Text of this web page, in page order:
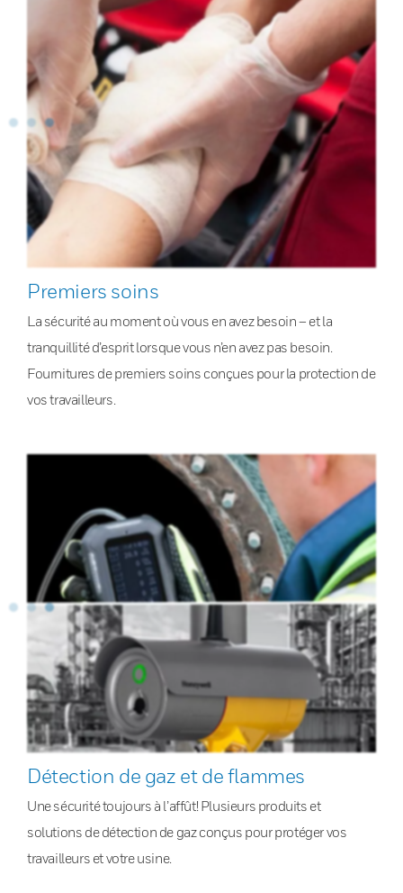
Premiers soins
La sécurité au moment où vous en avez besoin – et la
tranquillité d’esprit lorsque vous n’en avez pas besoin.
Fournitures de premiers soins conçues pour la protection de
vos travailleurs.
Détection de gaz et de flammes
Une sécurité toujours à l’affût! Plusieurs produits et
solutions de détection de gaz conçus pour protéger vos
travailleurs et votre usine.